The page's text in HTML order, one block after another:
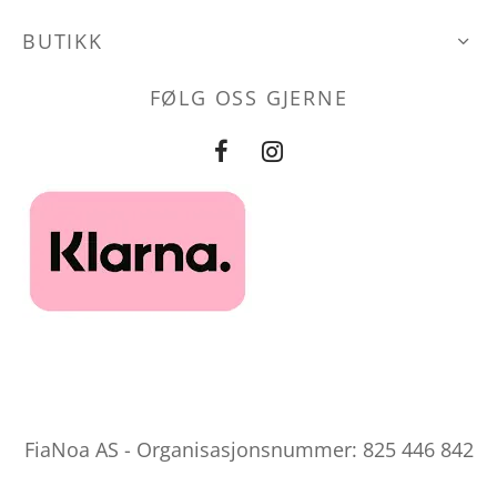
BUTIKK
FØLG OSS GJERNE
FiaNoa AS - Organisasjonsnummer: 825 446 842